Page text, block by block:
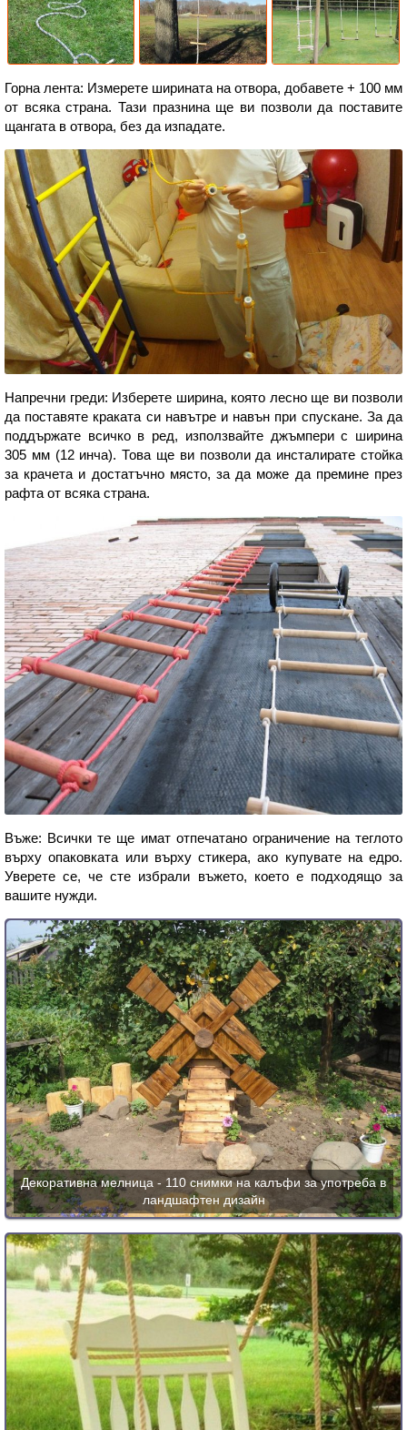
Горна лента: Измерете ширината на отвора, добавете + 100 мм
от всяка страна. Тази празнина ще ви позволи да поставите
щангата в отвора, без да изпадате.
Напречни греди: Изберете ширина, която лесно ще ви позволи
да поставяте краката си навътре и навън при спускане. За да
поддържате всичко в ред, използвайте джъмпери с ширина
305 мм (12 инча). Това ще ви позволи да инсталирате стойка
за крачета и достатъчно място, за да може да премине през
рафта от всяка страна.
Въже: Всички те ще имат отпечатано ограничение на теглото
върху опаковката или върху стикера, ако купувате на едро.
Уверете се, че сте избрали въжето, което е подходящо за
вашите нужди.
Декоративна мелница - 110 снимки на калъфи за употреба в
ландшафтен дизайн